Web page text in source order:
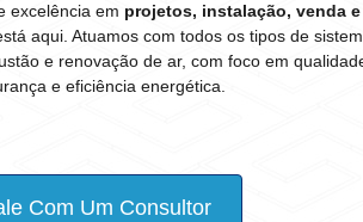
excelência em projetos, instalação, venda e
aqui. Atuamos com todos os tipos de
e renovação de ar, com foco em
e eficiência energética.
Com Um Consultor